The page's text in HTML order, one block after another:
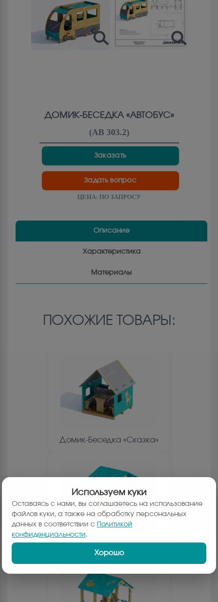
ДОМИК-БЕСЕДКА «АВТОБУС»
(АВ 303.2)
Заказать
Задать вопрос
ЦЕНА: ПО ЗАПРОСУ
Описание
Характеристика
Материалы
ПОХОЖИЕ ТОВАРЫ:
Домик-Беседка «Сказка»
Домик-Беседка «Дача»
Используем куки
Оставаясь с нами, вы соглашаетесь на использование
файлов куки, а также на обработку персональных
данных в соответствии с
Политикой
конфиденциальности.
Хорошо